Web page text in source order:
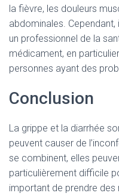
la fièvre, les douleurs
abdominales.
un professionnel de la
médicament, en
personnes ayant des
Conclusion
La grippe et la diarrhée
peuvent causer de
se combinent, elles
particulièrement difficile
important de prendre des